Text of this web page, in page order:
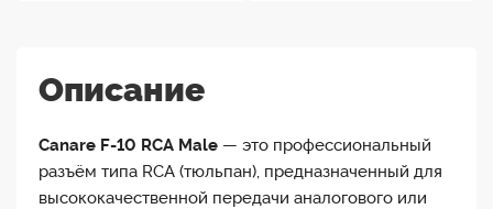
Описание
Canare F-10 RCA Male — это профессиональный
разъём типа RCA (тюльпан), предназначенный для
высококачественной передачи аналогового или